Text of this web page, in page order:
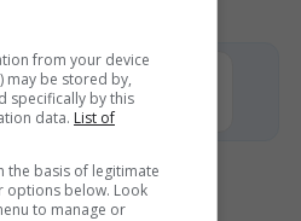
Try it for
Basel
from your device
may be stored by,
specifically by this
data. List of
the basis of legitimate
options below. Look
to manage or